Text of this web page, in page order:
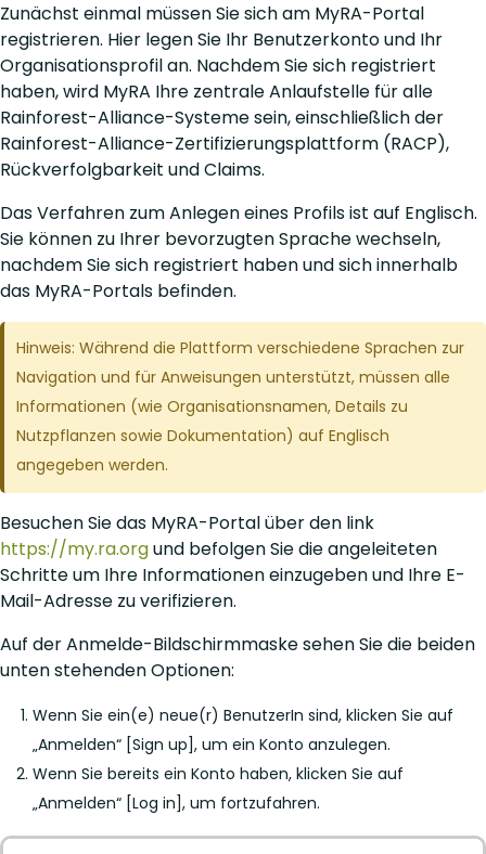
Zunächst einmal müssen Sie sich am MyRA-Portal
registrieren. Hier legen Sie Ihr Benutzerkonto und Ihr
Organisationsprofil an. Nachdem Sie sich registriert
haben, wird MyRA Ihre zentrale Anlaufstelle für alle
Rainforest-Alliance-Systeme sein, einschließlich der
Rainforest-Alliance-Zertifizierungsplattform (RACP),
Rückverfolgbarkeit und Claims.
Das Verfahren zum Anlegen eines Profils ist auf Englisch.
Sie können zu Ihrer bevorzugten Sprache wechseln,
nachdem Sie sich registriert haben und sich innerhalb
das MyRA-Portals befinden.
Hinweis: Während die Plattform verschiedene Sprachen zur
Navigation und für Anweisungen unterstützt, müssen alle
Informationen (wie Organisationsnamen, Details zu
Nutzpflanzen sowie Dokumentation) auf Englisch
angegeben werden.
Besuchen Sie das MyRA-Portal über den link
https://my.ra.orgund befolgen Sie die angeleiteten
Schritte um Ihre Informationen einzugeben und Ihre E-
Mail-Adresse zu verifizieren.
Auf der Anmelde-Bildschirmmaske sehen Sie die beiden
unten stehenden Optionen:
Wenn Sie ein(e) neue(r) BenutzerIn sind, klicken Sie auf
„Anmelden“ [Sign up], um ein Konto anzulegen.
Wenn Sie bereits ein Konto haben, klicken Sie auf
„Anmelden“ [Log in], um fortzufahren.